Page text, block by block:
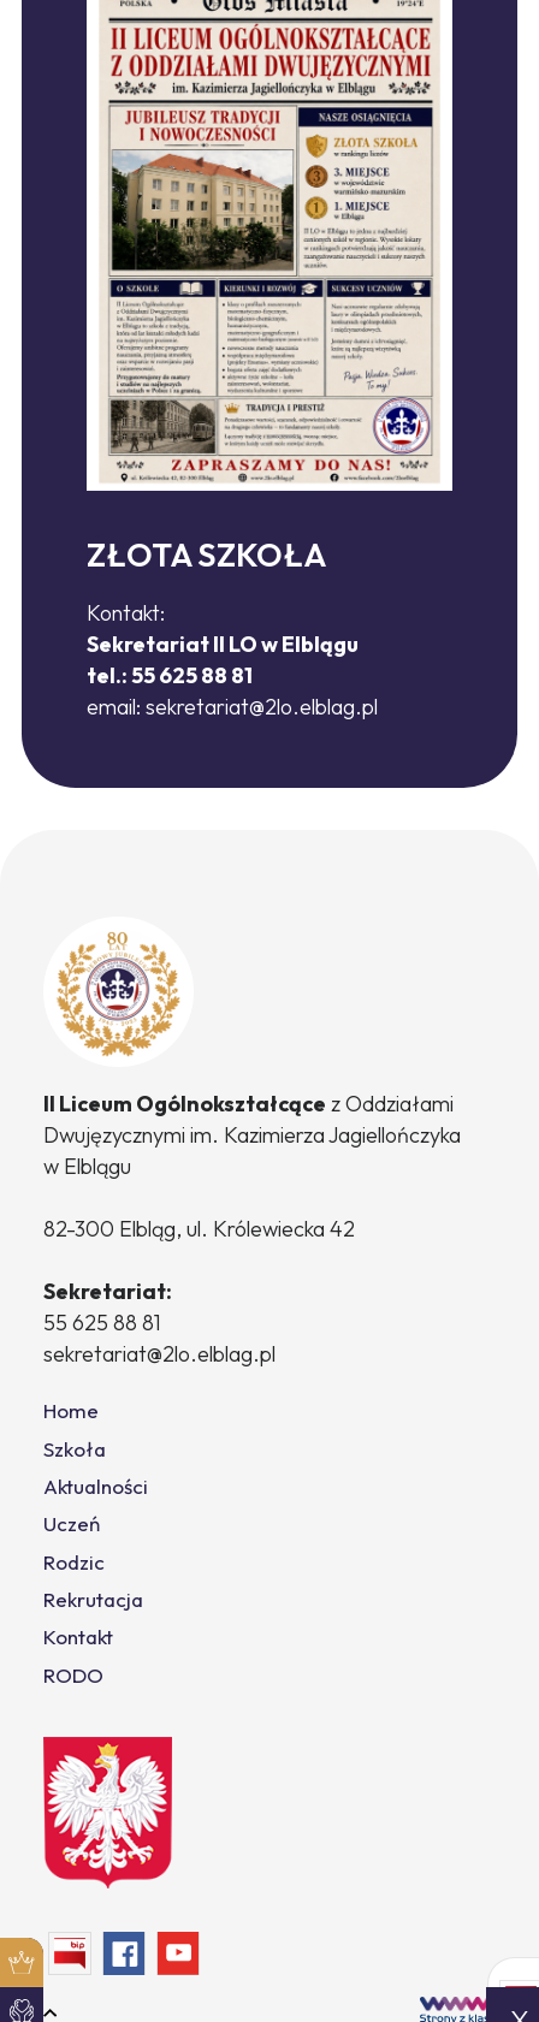
ZŁOTA SZKOŁA
Kontakt:
Sekretariat II LO w Elblągu
tel.: 55 625 88 81
email: sekretariat@2lo.elblag.pl
II Liceum Ogólnokształcące z Oddziałami
Dwujęzycznymi im. Kazimierza Jagiellończyka
w Elblągu
82-300 Elbląg, ul. Królewiecka 42
Sekretariat:
55 625 88 81
sekretariat@2lo.elblag.pl
Home
Szkoła
Aktualności
Uczeń
Rodzic
Rekrutacja
Kontakt
RODO